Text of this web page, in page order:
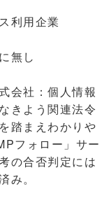
利用企業
無し
会社：個人情報
きよう関連法令
踏まえわかりや
フォロー」サー
の合否判定には
み。